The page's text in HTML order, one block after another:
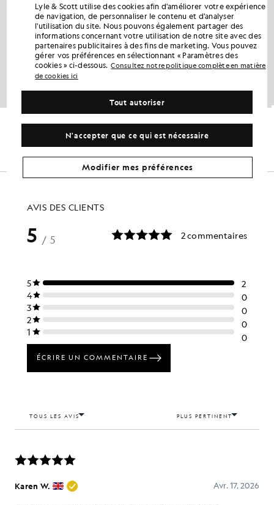
£75.00
+6
Lyle & Scott utilise des cookies afin d'améliorer votre expérience
de navigation, de personnaliser le contenu et d'analyser
l'utilisation du site. Nous pouvons également partager des
informations concernant votre utilisation de notre site avec des
partenaires publicitaires à des fins de marketing. Vous pouvez
gérer vos préférences en sélectionnant « Paramètres des
cookies » ci-dessous. Consultez notre politique complète en matière
de cookies ici
N'accepter que ce qui est nécessaire
Tout autoriser
Modifier mes préférences